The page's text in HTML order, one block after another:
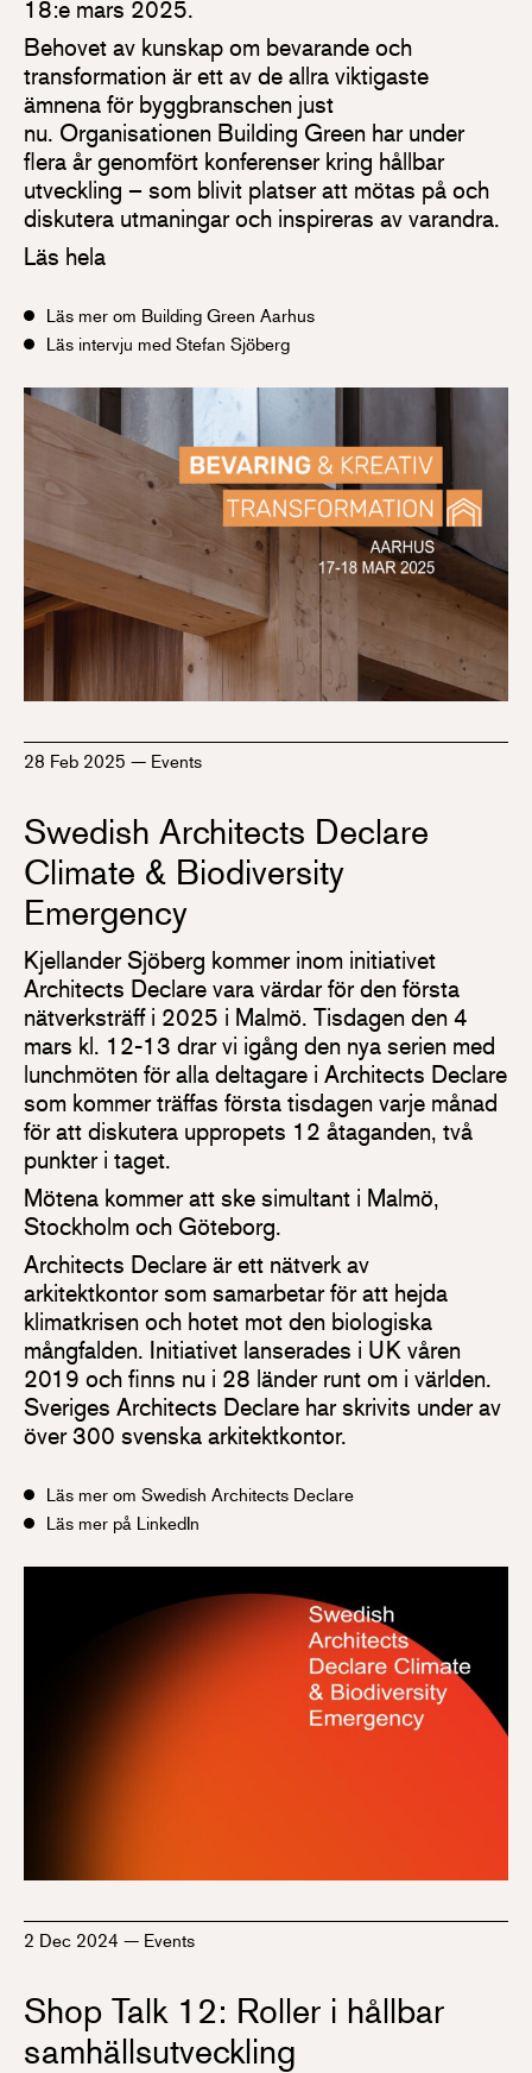
18:e mars 2025.
Behovet av kunskap om bevarande och
transformation är ett av de allra viktigaste
ämnena för byggbranschen just
nu. Organisationen Building Green har under
flera år genomfört konferenser kring hållbar
utveckling – som blivit platser att mötas på och
diskutera utmaningar och inspireras av varandra.
Läs hela
Läs mer om Building Green Aarhus
Läs intervju med Stefan Sjöberg
28 Feb 2025 — Events
Swedish Architects Declare
Climate & Biodiversity
Emergency
Kjellander Sjöberg kommer inom initiativet
Architects Declare vara värdar för den första
nätverksträff i 2025 i Malmö. Tisdagen den 4
mars kl. 12-13 drar vi igång den nya serien med
lunchmöten för alla deltagare i Architects Declare
som kommer träffas första tisdagen varje månad
för att diskutera uppropets 12 åtaganden, två
punkter i taget.
Mötena kommer att ske simultant i Malmö,
Stockholm och Göteborg.
Architects Declare är ett nätverk av
arkitektkontor som samarbetar för att hejda
klimatkrisen och hotet mot den biologiska
mångfalden. Initiativet lanserades i UK våren
2019 och finns nu i 28 länder runt om i världen.
Sveriges Architects Declare har skrivits under av
över 300 svenska arkitektkontor.
Läs mer om Swedish Architects Declare
Läs mer på LinkedIn
2 Dec 2024 — Events
Shop Talk 12: Roller i hållbar
samhällsutveckling